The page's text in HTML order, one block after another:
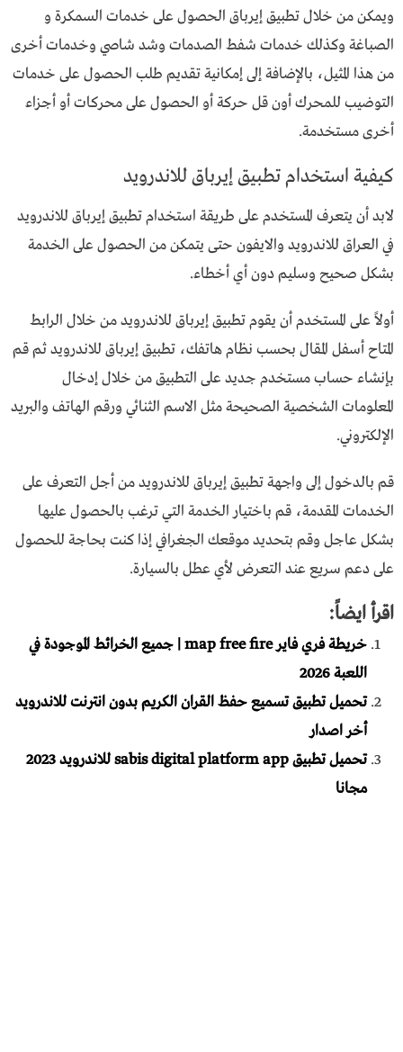
ويمكن من خلال تطبيق إيرباق الحصول على خدمات السمكرة و
الصباغة وكذلك خدمات شفط الصدمات وشد شاصي وخدمات أخرى
من هذا المثيل، بالإضافة إلى إمكانية تقديم طلب الحصول على خدمات
التوضيب للمحرك أون قل حركة أو الحصول على محركات أو أجزاء
أخرى مستخدمة.
كيفية استخدام تطبيق إيرباق للاندرويد
لابد أن يتعرف المستخدم على طريقة استخدام تطبيق إيرباق للاندرويد
في العراق للاندرويد والايفون حتى يتمكن من الحصول على الخدمة
بشكل صحيح وسليم دون أي أخطاء.
أولاً على المستخدم أن يقوم تطبيق إيرباق للاندرويد من خلال الرابط
المتاح أسفل المقال بحسب نظام هاتفك، تطبيق إيرباق للاندرويد ثم قم
بإنشاء حساب مستخدم جديد على التطبيق من خلال إدخال
المعلومات الشخصية الصحيحة مثل الاسم الثنائي ورقم الهاتف والبريد
الإلكتروني.
قم بالدخول إلى واجهة تطبيق إيرباق للاندرويد من أجل التعرف على
الخدمات المقدمة، قم باختيار الخدمة التي ترغب بالحصول عليها
بشكل عاجل وقم بتحديد موقعك الجغرافي إذا كنت بحاجة للحصول
على دعم سريع عند التعرض لأي عطل بالسيارة.
اقرأ ايضاً:
خريطة فري فاير map free fire | جميع الخرائط الموجودة في
اللعبة 2026
تحميل تطبيق تسميع حفظ القران الكريم بدون انترنت للاندرويد
أخر اصدار
تحميل تطبيق sabis digital platform app للاندرويد 2023
مجانا